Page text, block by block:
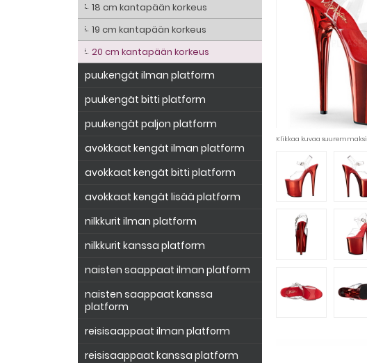
Klikkaa kuvaa suuremmaksi
18 cm kantapään korkeus
19 cm kantapään korkeus
20 cm kantapään korkeus
puukengät ilman platform
puukengät bitti platform
puukengät paljon platform
avokkaat kengät ilman platform
avokkaat kengät bitti platform
avokkaat kengät lisää platform
nilkkurit ilman platform
nilkkurit kanssa platform
naisten saappaat ilman platform
naisten saappaat kanssa
platform
reisisaappaat ilman platform
reisisaappaat kanssa platform